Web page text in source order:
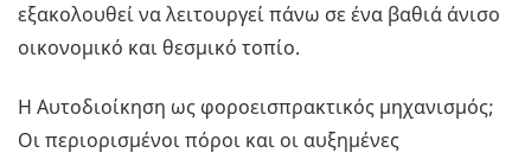
εξακολουθεί να λειτουργεί πάνω σε ένα βαθιά άνισο
οικονομικό και θεσμικό τοπίο.
Η Αυτοδιοίκηση ως φοροεισπρακτικός μηχανισμός;
Οι περιορισμένοι πόροι και οι αυξημένες